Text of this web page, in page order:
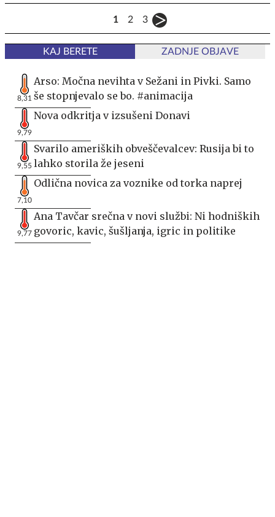
1 2 3
KAJ BERETE ZADNJE OBJAVE
8,31
Arso: Močna nevihta v Sežani in Pivki. Samo
še stopnjevalo se bo. #animacija
9,79
Nova odkritja v izsušeni Donavi
9,55
Svarilo ameriških obveščevalcev: Rusija bi to
lahko storila že jeseni
7,10
Odlična novica za voznike od torka naprej
9,77
Ana Tavčar srečna v novi službi: Ni hodniških
govoric, kavic, šušljanja, igric in politike